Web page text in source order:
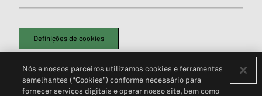
Definições de cookies
Política de PrivacidadePortal de privacidade do cliente (em inglês)
Não Venda Minhas Informações Pessoais© 2026 S&P Global
Nós e nossos parceiros utilizamos cookies e ferramentas
semelhantes (“Cookies”) conforme necessário para
fornecer serviços digitais e operar nosso site, bem como